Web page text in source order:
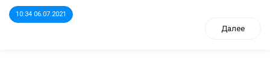
10:34 06.07.2021
Далее